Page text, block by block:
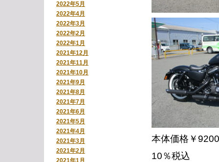
2022年5月
2022年4月
2022年3月
2022年2月
2022年1月
2021年12月
2021年11月
2021年10月
2021年9月
2021年8月
2021年7月
2021年6月
2021年5月
2021年4月
2021年3月
2021年2月
2021年1月
本体価格￥
10％税込